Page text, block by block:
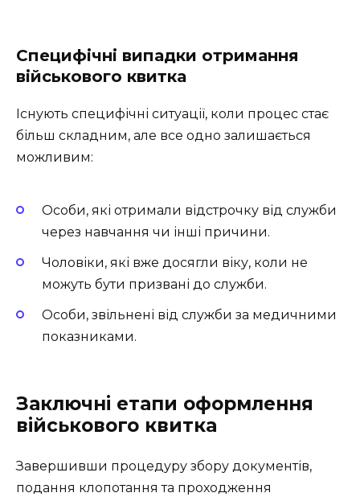
Специфічні випадки отримання
військового квитка
Існують специфічні ситуації, коли процес стає
більш складним, але все одно залишається
можливим:
Особи, які отримали відстрочку від служби
через навчання чи інші причини.
Чоловіки, які вже досягли віку, коли не
можуть бути призвані до служби.
Особи, звільнені від служби за медичними
показниками.
Заключні етапи оформлення
військового квитка
Завершивши процедуру збору документів,
подання клопотання та проходження